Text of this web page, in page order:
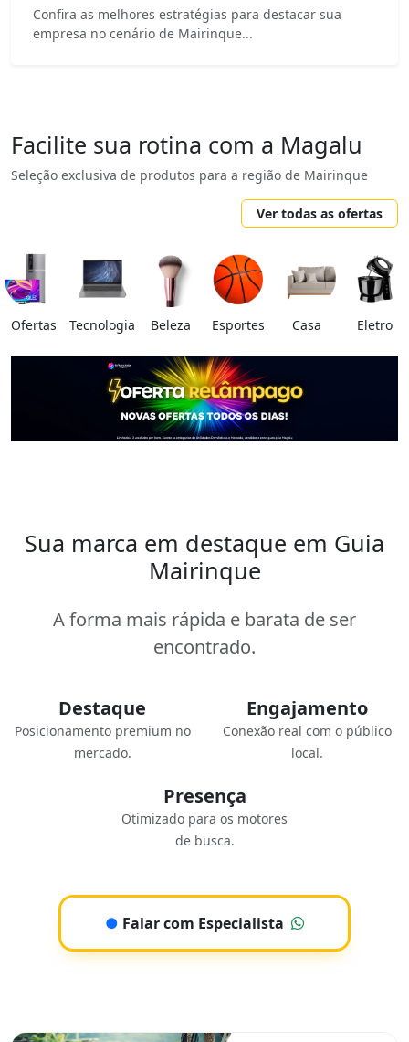
Confira as melhores estratégias para destacar sua
empresa no cenário de Mairinque...
Facilite sua rotina com a Magalu
Seleção exclusiva de produtos para a região de Mairinque
Ver todas as ofertas
Ofertas Tecnologia Beleza Esportes Casa Eletro
Sua marca em destaque em Guia
Mairinque
A forma mais rápida e barata de ser
encontrado.
Destaque
Posicionamento premium no
mercado.
Engajamento
Conexão real com o público
local.
Presença
Otimizado para os motores
de busca.
● Falar com Especialista